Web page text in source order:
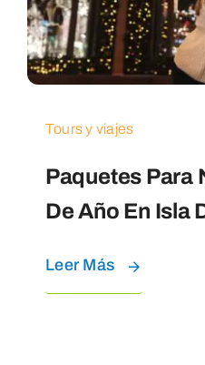
Tours y viajes
Paquetes Para
De Año En Isla
Leer Más